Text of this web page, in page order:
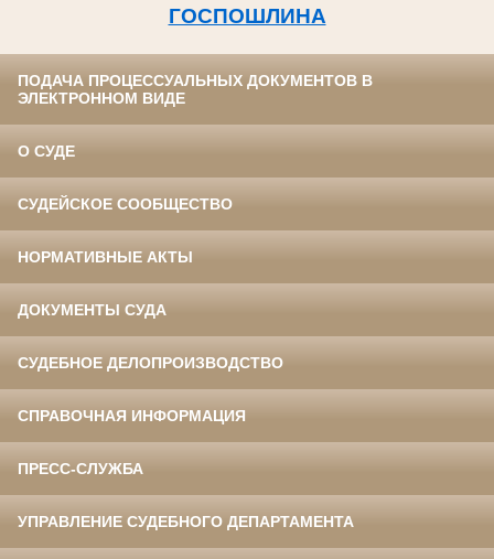
ГОСПОШЛИНА
ПОДАЧА ПРОЦЕССУАЛЬНЫХ ДОКУМЕНТОВ В
ЭЛЕКТРОННОМ ВИДЕ
О СУДЕ
СУДЕЙСКОЕ СООБЩЕСТВО
НОРМАТИВНЫЕ АКТЫ
ДОКУМЕНТЫ СУДА
СУДЕБНОЕ ДЕЛОПРОИЗВОДСТВО
СПРАВОЧНАЯ ИНФОРМАЦИЯ
ПРЕСС-СЛУЖБА
УПРАВЛЕНИЕ СУДЕБНОГО ДЕПАРТАМЕНТА